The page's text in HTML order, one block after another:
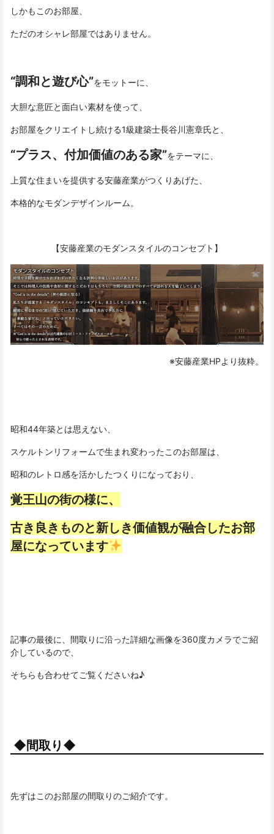
しかもこのお部屋、
ただのオシャレ部屋ではありません。
“調和と遊び心”をモットーに、
大胆な意匠と面白い素材を使って、
お部屋をクリエイトし続ける1級建築士長谷川憲章氏と、
“プラス、付加価値のある家”をテーマに、
上質な住まいを提供する安藤産業がつくりあげた、
本格的なモダンデザインルーム。
【安藤産業のモダンスタイルのコンセプト】
※安藤産業HPより抜粋。
昭和44年築とは思えない、
スケルトンリフォームで生まれ変わったこのお部屋は、
昭和のレトロ感を活かしたつくりになっており、
覚王山の街の様に、
古き良きものと新しき価値観が融合したお部
屋になっています
記事の最後に、間取りに沿った詳細な画像を360度カメラでご紹
介しているので、
そちらも合わせてご覧くださいね♪
◆間取り◆
先ずはこのお部屋の間取りのご紹介です。